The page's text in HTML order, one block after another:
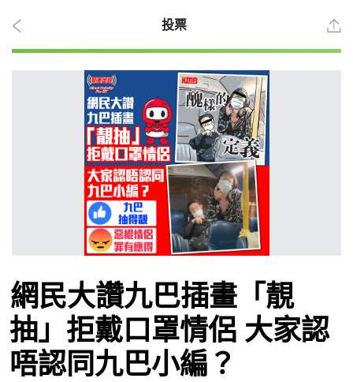
時事
觀點
博客
投票
網民大讚九巴插畫「靚
抽」拒戴口罩情侶 大家認
唔認同九巴小編？